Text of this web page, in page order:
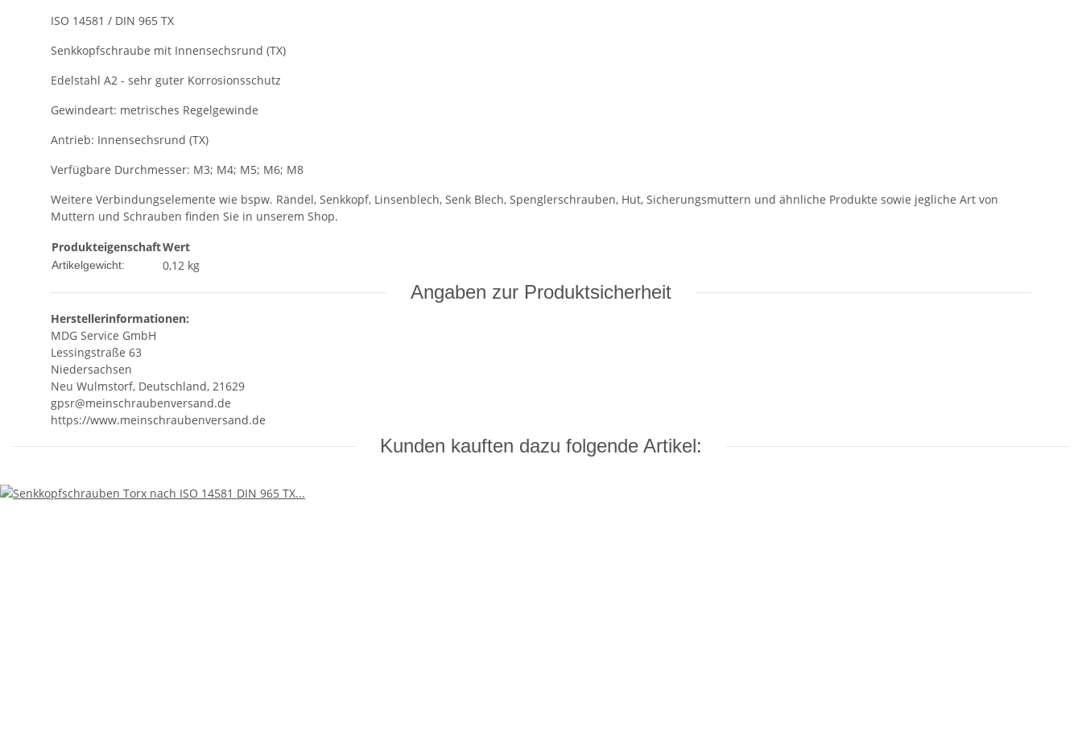
ISO 14581 / DIN 965 TX
Senkkopfschraube mit Innensechsrund (TX)
Edelstahl A2 - sehr guter Korrosionsschutz
Gewindeart: metrisches Regelgewinde
Antrieb: Innensechsrund (TX)
Verfügbare Durchmesser: M3; M4; M5; M6; M8
Weitere Verbindungselemente wie bspw. Rändel, Senkkopf, Linsenblech, Senk Blech, Spenglerschrauben, Hut, Sicherungsmuttern und ähnliche Produkte sowie jegliche Art von
Muttern und Schrauben finden Sie in unserem Shop.
ProdukteigenschaftWert
Artikelgewicht: 0,12 kg
Angaben zur Produktsicherheit
Herstellerinformationen:
MDG Service GmbH
Lessingstraße 63
Niedersachsen
Neu Wulmstorf, Deutschland, 21629
gpsr@meinschraubenversand.de
https://www.meinschraubenversand.de
Kunden kauften dazu folgende Artikel: